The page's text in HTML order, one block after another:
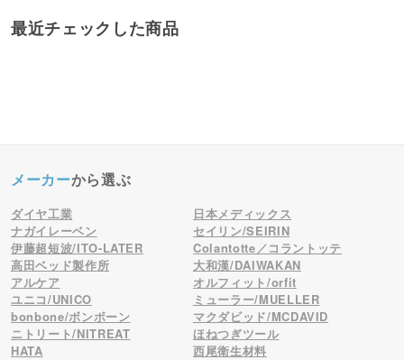
最近チェックした商品
メーカーから選ぶ
ダイヤ工業
日本メディックス
ナガイレーベン
セイリン/SEIRIN
伊藤超短波/ITO-LATER
Colantotte／コラントッテ
高田ベッド製作所
大和漢/DAIWAKAN
アルケア
オルフィット/orfit
ユニコ/UNICO
ミューラー/MUELLER
bonbone/ボンボーン
マクダビッド/MCDAVID
ニトリート/NITREAT
ほねつぎツール
HATA
西尾衛生材料